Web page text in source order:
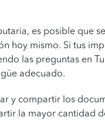
es posible que
hoy mismo. Si tus
las preguntas en
adecuado.
y compartir los
la mayor cantidad